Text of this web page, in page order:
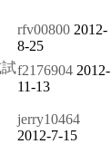
rfv00800 2012-
8-25
f2176904 2012-
11-13
jerry10464
2012-7-15